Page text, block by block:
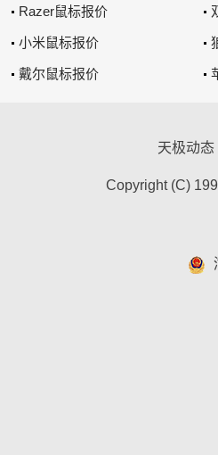
Razer鼠标报价
小米鼠标报价
戴尔鼠标报价
天极动态
Copyright (C)